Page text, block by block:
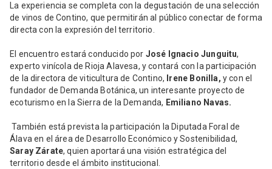
La experiencia se completa con la degustación de una selección
de vinos de Contino, que permitirán al público conectar de forma
directa con la expresión del territorio.
El encuentro estará conducido por José Ignacio Junguitu,
experto vinícola de Rioja Alavesa, y contará con la participación
de la directora de viticultura de Contino, Irene Bonilla, y con el
fundador de Demanda Botánica, un interesante proyecto de
ecoturismo en la Sierra de la Demanda, Emiliano Navas.
También está prevista la participación la Diputada Foral de
Álava en el área de Desarrollo Económico y Sostenibilidad,
Saray Zárate, quien aportará una visión estratégica del
territorio desde el ámbito institucional.